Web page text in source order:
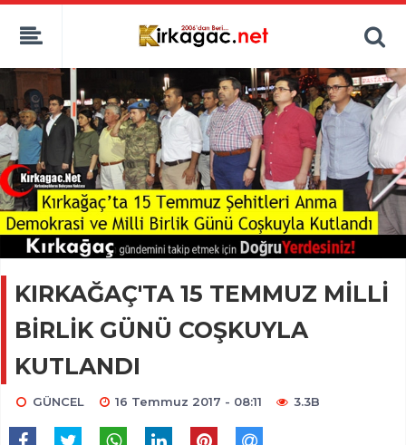
KIRKAĞAÇ'TA 15 TEMMUZ MİLLİ
BİRLİK GÜNÜ COŞKUYLA
KUTLANDI
GÜNCEL 16 Temmuz 2017 - 08:11 3.3B